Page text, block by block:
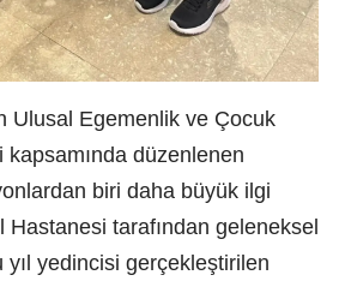
Ulusal Egemenlik ve Çocuk
kapsamında düzenlenen
biri daha büyük ilgi
tarafından geleneksel
yedincisi gerçekleştirilen